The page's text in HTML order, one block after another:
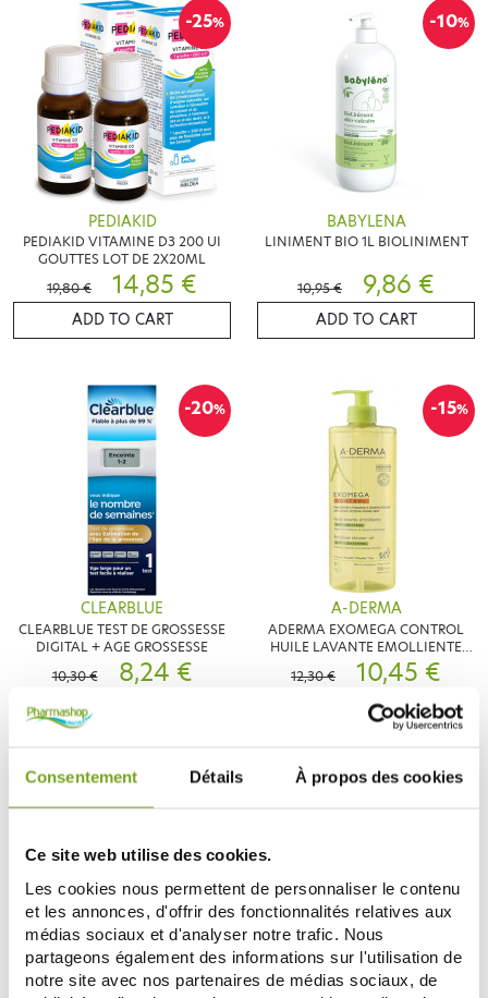
Consentement Détails À propos des cookies
Ce site web utilise des cookies.
Les cookies nous permettent de personnaliser le contenu
et les annonces, d'offrir des fonctionnalités relatives aux
médias sociaux et d'analyser notre trafic. Nous
partageons également des informations sur l'utilisation de
notre site avec nos partenaires de médias sociaux, de
-25%
PEDIAKID
PEDIAKID VITAMINE D3 200 UI
GOUTTES LOT DE 2X20ML
19,80 €
14,85 €
ADD TO CART
-10%
BABYLENA
LINIMENT BIO 1L BIOLINIMENT
10,95 € 9,86 €
ADD TO CART
-20%
CLEARBLUE
CLEARBLUE TEST DE GROSSESSE
DIGITAL + AGE GROSSESSE
10,30 €
8,24 €
ADD TO CART
-15%
A-DERMA
ADERMA EXOMEGA CONTROL
HUILE LAVANTE EMOLLIENTE
500ML
12,30 € 10,45 €
ADD TO CART